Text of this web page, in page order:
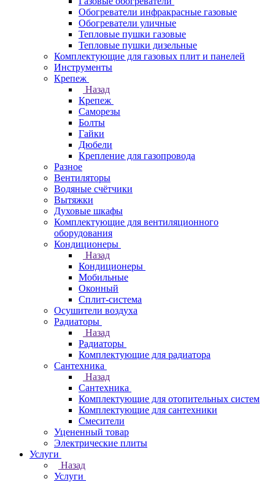
Обогреватели инфракрасные газовые
Обогреватели уличные
Тепловые пушки газовые
Тепловые пушки дизельные
Комплектующие для газовых плит и панелей
Инструменты
Крепеж
Назад
Крепеж
Саморезы
Болты
Гайки
Дюбели
Крепление для газопровода
Разное
Вентиляторы
Водяные счётчики
Вытяжки
Духовые шкафы
Комплектующие для вентиляционного
оборудования
Кондиционеры
Назад
Кондиционеры
Мобильные
Оконный
Сплит-система
Осушители воздуха
Радиаторы
Назад
Радиаторы
Комплектующие для радиатора
Сантехника
Назад
Сантехника
Комплектующие для отопительных систем
Комплектующие для сантехники
Смесители
Уцененный товар
Электрические плиты
Услуги
Назад
Услуги